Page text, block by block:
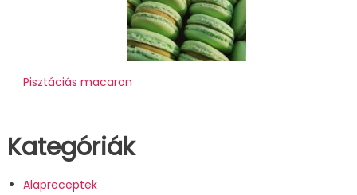
Pisztáciás macaron
Kategóriák
Alapreceptek